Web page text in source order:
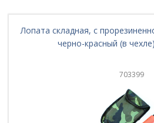
Лопата складная, с
черно-красный (в
703399